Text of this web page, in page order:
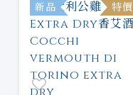
新品 特價